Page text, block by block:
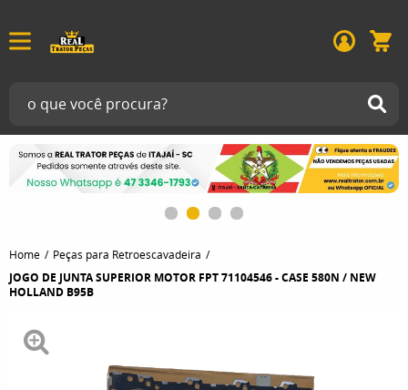
Home Peças para Retroescavadeira
JOGO DE JUNTA SUPERIOR MOTOR FPT 71104546 - CASE 580N / NEW
HOLLAND B95B